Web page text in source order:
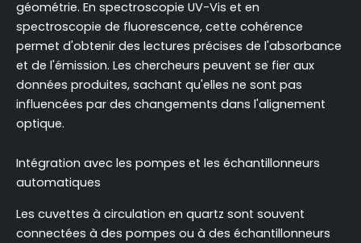
géométrie. En spectroscopie UV-Vis et en
spectroscopie de fluorescence, cette cohérence
permet d'obtenir des lectures précises de l'absorbance
et de l'émission. Les chercheurs peuvent se fier aux
données produites, sachant qu'elles ne sont pas
influencées par des changements dans l'alignement
optique.
Intégration avec les pompes et les échantillonneurs
automatiques
Les cuvettes à circulation en quartz sont souvent
connectées à des pompes ou à des échantillonneurs